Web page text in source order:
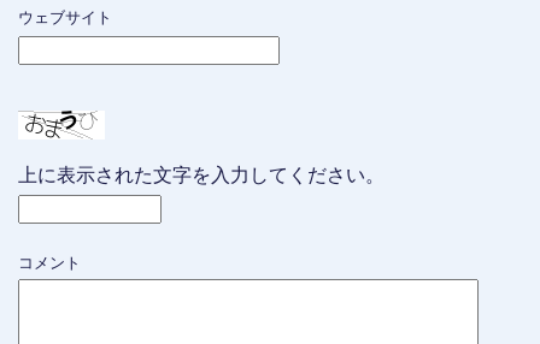
ウェブサイト
上に表示された文字を入力してください。
コメント